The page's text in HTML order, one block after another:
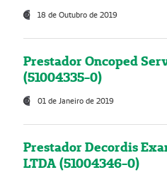
18 de Outubro de 2019
Prestador Oncoped
(51004335-0)
01 de Janeiro de 2019
Prestador Decordis
LTDA (51004346-0)